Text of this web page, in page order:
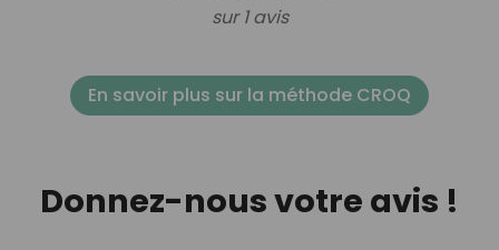
sur 1 avis
En savoir plus sur la méthode CROQ
Donnez-nous votre avis !